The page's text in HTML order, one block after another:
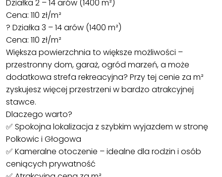
Działka 2 – 14 arów (1400 m²)
Cena: 110 zł/m²
? Działka 3 – 14 arów (1400 m²)
Cena: 110 zł/m²
Większa powierzchnia to większe możliwości –
przestronny dom, garaż, ogród marzeń, a może
dodatkowa strefa rekreacyjna? Przy tej cenie za m²
zyskujesz więcej przestrzeni w bardzo atrakcyjnej
stawce.
Dlaczego warto?
✅ Spokojna lokalizacja z szybkim wyjazdem w stronę
Polkowic i Głogowa
✅ Kameralne otoczenie – idealne dla rodzin i osób
ceniących prywatność